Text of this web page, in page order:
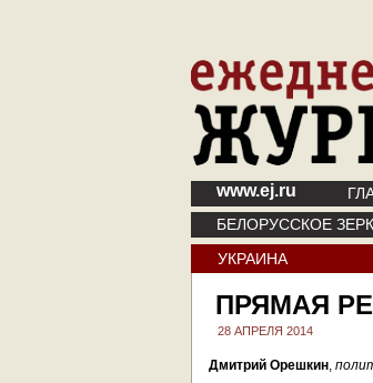
www.ej.ru
БЕЛОРУССКОЕ
УКРАИНА
ПРЯМАЯ
28 АПРЕЛЯ 2014
Дмитрий Орешкин,